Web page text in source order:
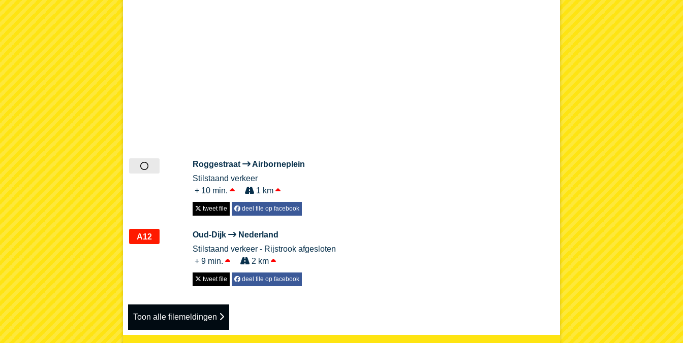
Roggestraat
Airborneplein
Stilstaand verkeer
+ 10 min.
1 km
tweet file deel file op facebook
A12 Oud-Dijk
Nederland
Stilstaand verkeer - Rijstrook afgesloten
+ 9 min.
2 km
tweet file deel file op facebook
Toon alle filemeldingen